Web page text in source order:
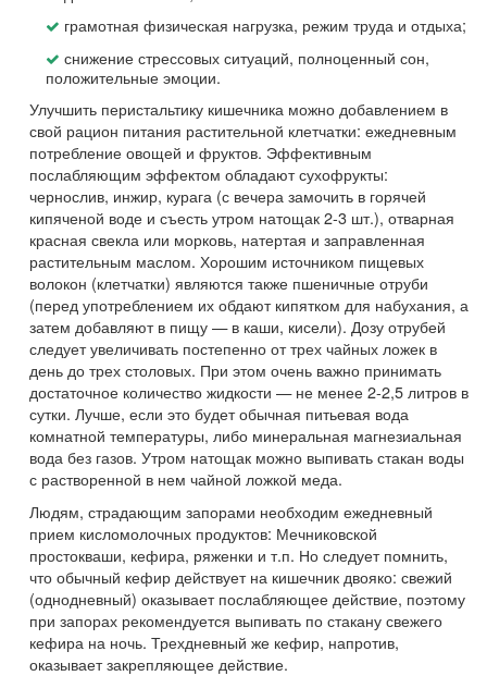
грамотная физическая нагрузка, режим труда и отдыха;
снижение стрессовых ситуаций, полноценный сон,
положительные эмоции.
Улучшить перистальтику кишечника можно добавлением в
свой рацион питания растительной клетчатки: ежедневным
потребление овощей и фруктов. Эффективным
послабляющим эффектом обладают сухофрукты:
чернослив, инжир, курага (с вечера замочить в горячей
кипяченой воде и съесть утром натощак 2-3 шт.), отварная
красная свекла или морковь, натертая и заправленная
растительным маслом. Хорошим источником пищевых
волокон (клетчатки) являются также пшеничные отруби
(перед употреблением их обдают кипятком для набухания, а
затем добавляют в пищу — в каши, кисели). Дозу отрубей
следует увеличивать постепенно от трех чайных ложек в
день до трех столовых. При этом очень важно принимать
достаточное количество жидкости — не менее 2-2,5 литров в
сутки. Лучше, если это будет обычная питьевая вода
комнатной температуры, либо минеральная магнезиальная
вода без газов. Утром натощак можно выпивать стакан воды
с растворенной в нем чайной ложкой меда.
Людям, страдающим запорами необходим ежедневный
прием кисломолочных продуктов: Мечниковской
простокваши, кефира, ряженки и т.п. Но следует помнить,
что обычный кефир действует на кишечник двояко: свежий
(однодневный) оказывает послабляющее действие, поэтому
при запорах рекомендуется выпивать по стакану свежего
кефира на ночь. Трехдневный же кефир, напротив,
оказывает закрепляющее действие.